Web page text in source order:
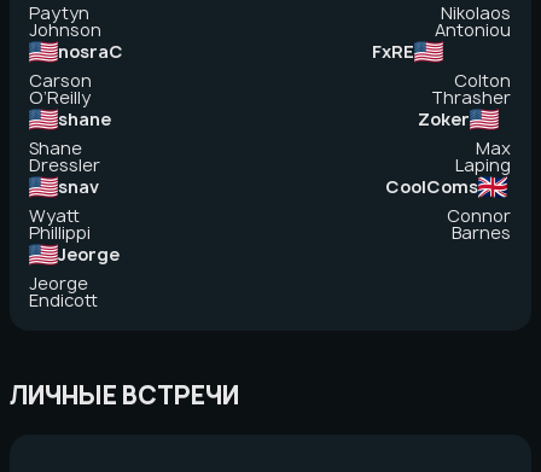
Paytyn
Johnson
nosraC
Carson
O’Reilly
shane
Shane
Dressler
snav
Wyatt
Phillippi
Jeorge
Jeorge
Endicott
Nikolaos
Antoniou
FxRE
Colton
Thrasher
Zoker
Max
Laping
CoolComs
Connor
Barnes
ЛИЧНЫЕ ВСТРЕЧИ